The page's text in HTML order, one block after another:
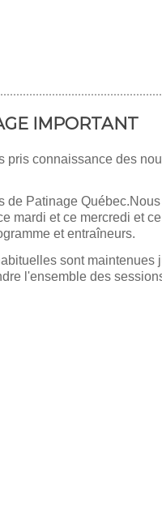
IMPORTANT
connaissance des
de Patinage
mardi et ce mercredi et
et entraîneurs.
sont
l'ensemble des